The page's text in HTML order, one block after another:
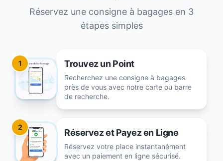
Réservez une consigne à bagages en 3
étapes simples
1 Trouvez un Point
Recherchez une consigne à bagages
près de vous avec notre carte ou barre
de recherche.
2
Réservez et Payez en Ligne
Réservez votre place instantanément
avec un paiement en ligne sécurisé.